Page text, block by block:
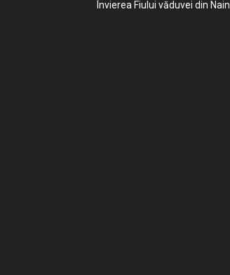
Învierea Fiului văduvei din Nain